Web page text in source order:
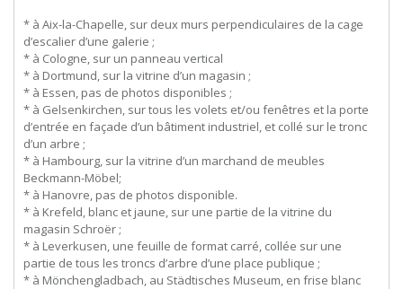
* à Aix-la-Chapelle, sur deux murs perpendiculaires de la cage
d’escalier d’une galerie ;
* à Cologne, sur un panneau vertical
* à Dortmund, sur la vitrine d’un magasin ;
* à Essen, pas de photos disponibles ;
* à Gelsenkirchen, sur tous les volets et/ou fenêtres et la porte
d’entrée en façade d’un bâtiment industriel, et collé sur le tronc
d’un arbre ;
* à Hambourg, sur la vitrine d’un marchand de meubles
Beckmann-Möbel;
* à Hanovre, pas de photos disponible.
* à Krefeld, blanc et jaune, sur une partie de la vitrine du
magasin Schroër ;
* à Leverkusen, une feuille de format carré, collée sur une
partie de tous les troncs d’arbre d’une place publique ;
* à Mönchengladbach, au Städtisches Museum, en frise blanc